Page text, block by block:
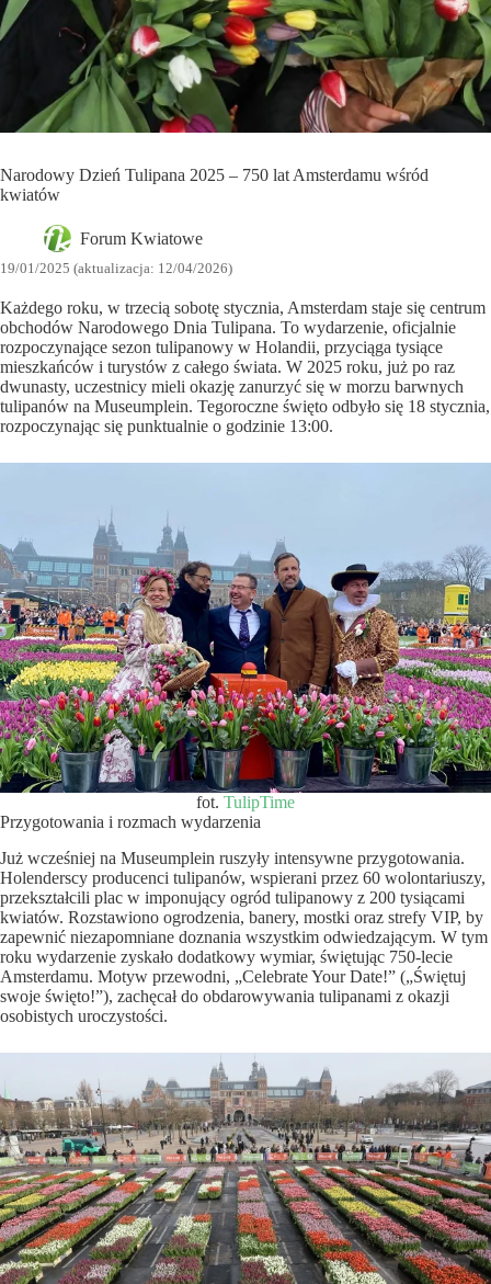
Narodowy Dzień Tulipana 2025 – 750 lat Amsterdamu wśród
kwiatów
Forum Kwiatowe
19/01/2025 (aktualizacja: 12/04/2026)
Każdego roku, w trzecią sobotę stycznia, Amsterdam staje się centrum
obchodów Narodowego Dnia Tulipana. To wydarzenie, oficjalnie
rozpoczynające sezon tulipanowy w Holandii, przyciąga tysiące
mieszkańców i turystów z całego świata. W 2025 roku, już po raz
dwunasty, uczestnicy mieli okazję zanurzyć się w morzu barwnych
tulipanów na Museumplein. Tegoroczne święto odbyło się 18 stycznia,
rozpoczynając się punktualnie o godzinie 13:00.
fot. TulipTime
Przygotowania i rozmach wydarzenia
Już wcześniej na Museumplein ruszyły intensywne przygotowania.
Holenderscy producenci tulipanów, wspierani przez 60 wolontariuszy,
przekształcili plac w imponujący ogród tulipanowy z 200 tysiącami
kwiatów. Rozstawiono ogrodzenia, banery, mostki oraz strefy VIP, by
zapewnić niezapomniane doznania wszystkim odwiedzającym. W tym
roku wydarzenie zyskało dodatkowy wymiar, świętując 750-lecie
Amsterdamu. Motyw przewodni, „Celebrate Your Date!” („Świętuj
swoje święto!”), zachęcał do obdarowywania tulipanami z okazji
osobistych uroczystości.